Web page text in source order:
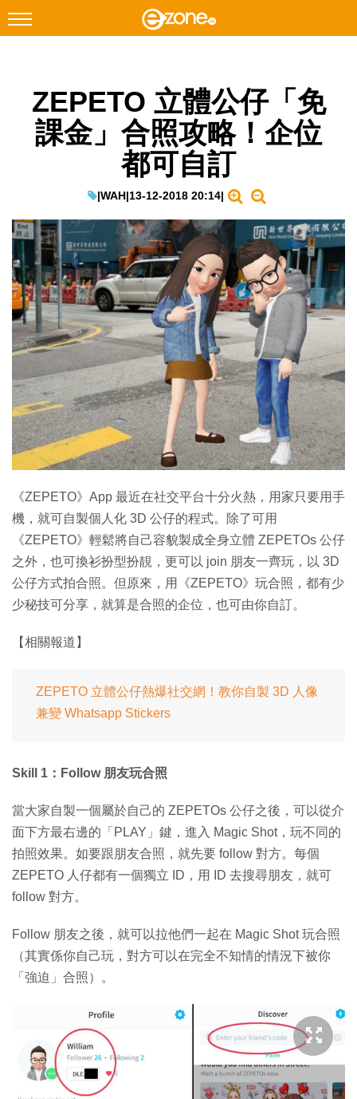
Facebook Instagram
科技焦點
教學評測
EduTech
IT Times
生成式AI與雲端應用
Enterprise Digital Transformation
特集
ZEPETO 立體公仔「免
課金」合照攻略！企位
都可自訂
|WAH|13-12-2018 20:14|
《ZEPETO》App 最近在社交平台十分火熱，用家只要用手
機，就可自製個人化 3D 公仔的程式。除了可用
《ZEPETO》輕鬆將自己容貌製成全身立體 ZEPETOs 公仔
之外，也可換衫扮型扮靚，更可以 join 朋友一齊玩，以 3D
公仔方式拍合照。但原來，用《ZEPETO》玩合照，都有少
少秘技可分享，就算是合照的企位，也可由你自訂。
【相關報道】
ZEPETO 立體公仔熱爆社交網！教你自製 3D 人像
兼變 Whatsapp Stickers
Skill 1：Follow 朋友玩合照
當大家自製一個屬於自己的 ZEPETOs 公仔之後，可以從介
面下方最右邊的「PLAY」鍵，進入 Magic Shot，玩不同的
拍照效果。如要跟朋友合照，就先要 follow 對方。每個
ZEPETO 人仔都有一個獨立 ID，用 ID 去搜尋朋友，就可
follow 對方。
Follow 朋友之後，就可以拉他們一起在 Magic Shot 玩合照
（其實係你自己玩，對方可以在完全不知情的情況下被你
「強迫」合照）。